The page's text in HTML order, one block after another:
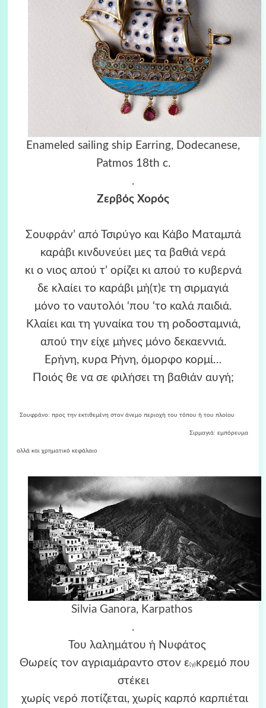
Enameled sailing ship Earring, Dodecanese,
Patmos 18th c.
.
Ζερβός Χορός
Σουφράν’ από Τσιρύγο και Κάβο Ματαμπά
καράβι κινδυνεύει μες τα βαθιά νερά
κι ο νιος απού τ’ ορίζει κι απού το κυβερνά
δε κλαίει το καράβι μή(τ)ε τη σιρμαγιά
μόνο το ναυτολόι ‘που ‘το καλά παιδιά.
Κλαίει και τη γυναίκα του τη ροδοσταμνιά,
απού την είχε μήνες μόνο δεκαεννιά.
Ερήνη, κυρα Ρήνη, όμορφο κορμί…
Ποιός θε να σε φιλήσει τη βαθιάν αυγή;
Σουφράνο: προς την εκτιθεμένη στον άνεμο περιοχή του τόπου ή του πλοίου
Σιρμαγιά: εμπόρευμα
αλλά και χρηματικό κεφάλαιο
Silvia Ganora, Karpathos
.
Του λαλημάτου ή Νυφάτος
Θωρείς τον αγριαμάραντο στον ε(γ)κρεμό που
στέκει
χωρίς νερό ποτίζεται, χωρίς καρπό καρπιέται